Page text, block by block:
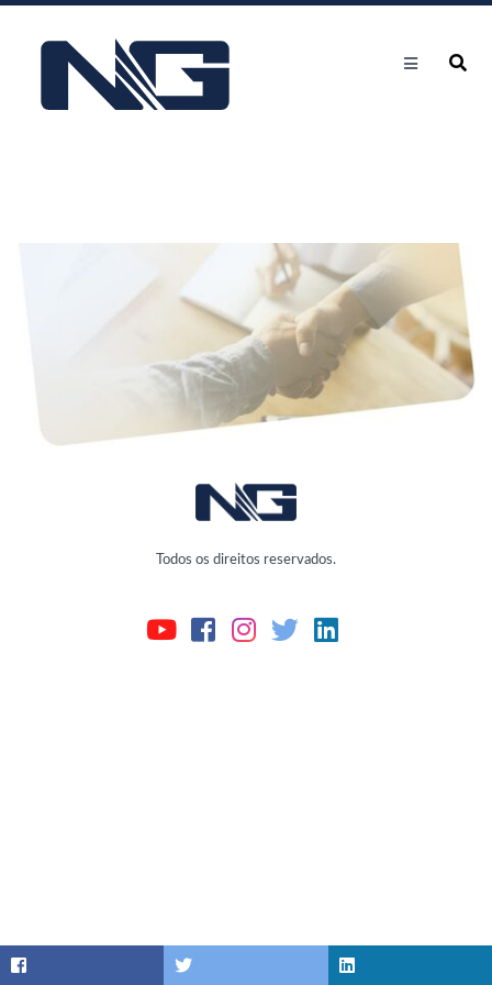
Todos os direitos reservados.